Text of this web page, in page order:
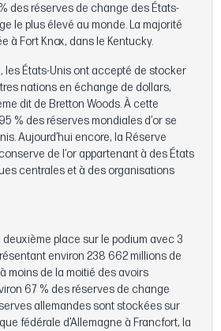
des réserves de change des États-
le plus élevé au monde. La majorité
à Fort Knox, dans le Kentucky.
les États-Unis ont accepté de stocker
nations en échange de dollars,
dit de Bretton Woods. À cette
% des réserves mondiales d’or se
Aujourd’hui encore, la Réserve
de l’or appartenant à des États
centrales et à des organisations
deuxième place sur le podium avec 3
environ 238 662 millions de
moins de la moitié des avoirs
67 % des réserves de change
allemandes sont stockées sur
fédérale d’Allemagne à Francfort, la